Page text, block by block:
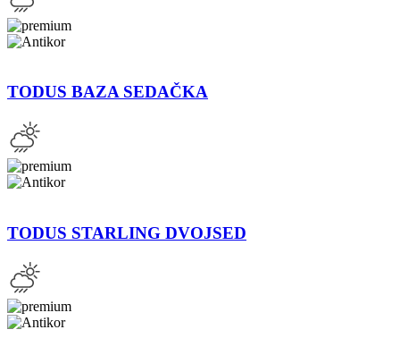
TODUS BAZA SEDAČKA
TODUS STARLING DVOJSED